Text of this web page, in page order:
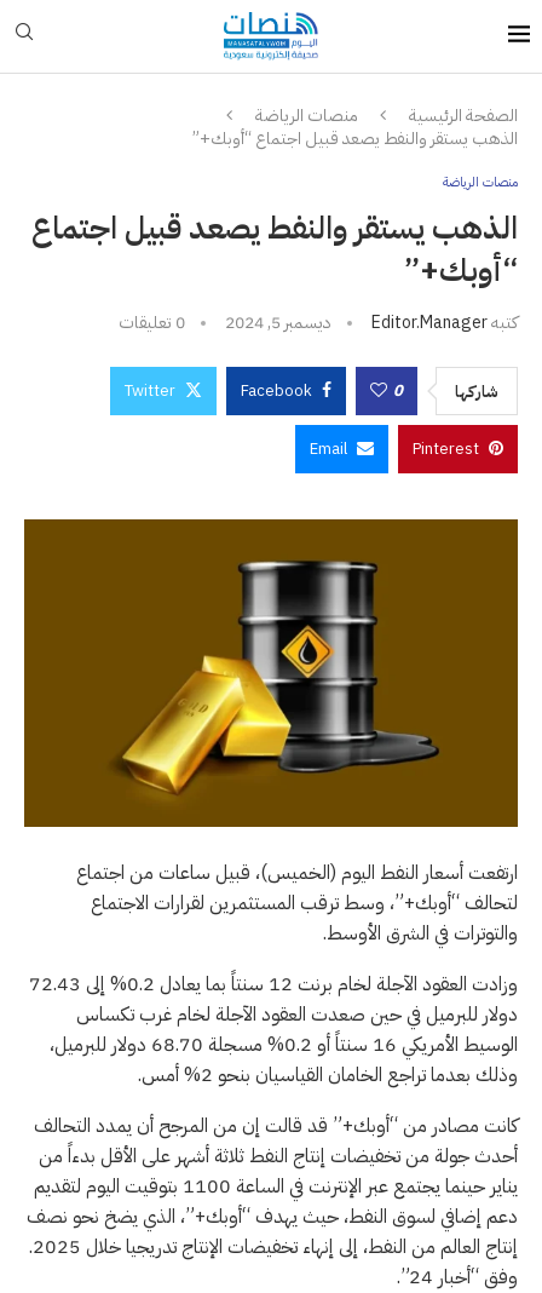
الصفحة الرئيسية
منصات الرياضة
الذهب يستقر والنفط يصعد قبيل اجتماع “أوبك+”
منصات الرياضة
الذهب يستقر والنفط يصعد قبيل اجتماع
“أوبك+”
كتبهEditor.manager ديسمبر 5, 2024 0 تعليقات
شاركها 0
Facebook
Twitter
Pinterest
Email
ارتفعت أسعار النفط اليوم (الخميس)، قبيل ساعات من اجتماع
لتحالف “أوبك+”، وسط ترقب المستثمرين لقرارات الاجتماع
والتوترات في الشرق الأوسط.
وزادت العقود الآجلة لخام برنت 12 سنتاً بما يعادل 0.2% إلى 72.43
دولار للبرميل في حين صعدت العقود الآجلة لخام غرب تكساس
الوسيط الأمريكي 16 سنتاً أو 0.2% مسجلة 68.70 دولار للبرميل،
وذلك بعدما تراجع الخامان القياسيان بنحو 2% أمس.
كانت مصادر من “أوبك+” قد قالت إن من المرجح أن يمدد التحالف
أحدث جولة من تخفيضات إنتاج النفط ثلاثة أشهر على الأقل بدءاً من
يناير حينما يجتمع عبر الإنترنت في الساعة 1100 بتوقيت اليوم لتقديم
دعم إضافي لسوق النفط، حيث يهدف “أوبك+”، الذي يضخ نحو نصف
إنتاج العالم من النفط، إلى إنهاء تخفيضات الإنتاج تدريجيا خلال 2025.
وفق “أخبار 24”.